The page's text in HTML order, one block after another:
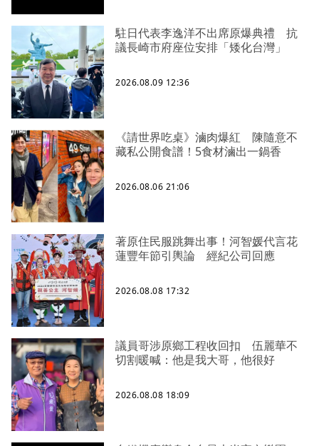
駐日代表李逸洋不出席原爆典禮 抗
議長崎市府座位安排「矮化台灣」
2026.08.09 12:36
《請世界吃桌》滷肉爆紅 陳隨意不
藏私公開食譜！5食材滷出一鍋香
2026.08.06 21:06
著原住民服跳舞出事！河智媛代言花
蓮豐年節引輿論 經紀公司回應
2026.08.08 17:32
議員哥涉原鄉工程收回扣 伍麗華不
切割暖喊：他是我大哥，他很好
2026.08.08 18:09